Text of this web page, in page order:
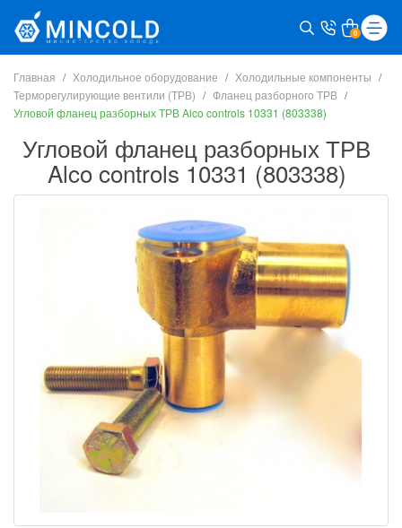
0
Главная Холодильное оборудование
Холодильные компоненты
Терморегулирующие вентили (ТРВ)
Фланец разборного ТРВ
Угловой фланец разборных ТРВ Alco controls 10331 (803338)
Угловой фланец разборных ТРВ
Alco controls 10331 (803338)